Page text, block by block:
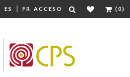
ES | FR ACCESO (0)